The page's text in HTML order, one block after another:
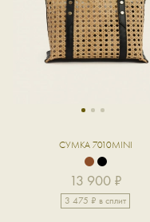
1 2 3
СУМКА 7010MINI
13 900 ₽
3 475 ₽ в сплит